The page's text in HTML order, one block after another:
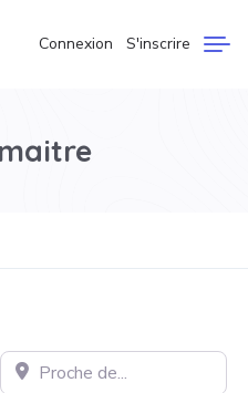
Connexion S'inscrire
Proche de…